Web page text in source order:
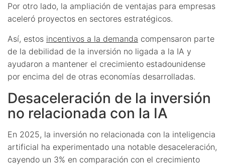
Por otro lado, la ampliación de ventajas para empresas
aceleró proyectos en sectores estratégicos.
Así, estos incentivos a la demanda compensaron parte
de la debilidad de la inversión no ligada a la IA y
ayudaron a mantener el crecimiento estadounidense
por encima del de otras economías desarrolladas.
Desaceleración de la inversión
no relacionada con la IA
En 2025, la inversión no relacionada con la inteligencia
artificial ha experimentado una notable desaceleración,
cayendo un 3% en comparación con el crecimiento